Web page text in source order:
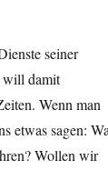
seiner
will damit
Wenn man
etwas sagen:
Wollen wir